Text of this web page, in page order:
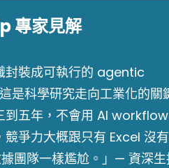
專家見解
封裝成可執行的 agentic
是科學研究走向工業化的關
到五年，不會用 AI workflow
競爭力大概跟只有 Excel 沒有
團隊一樣尷尬。」— 資深生